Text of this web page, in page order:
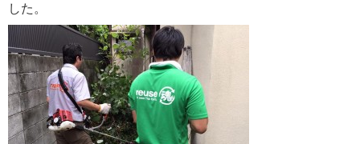
した。